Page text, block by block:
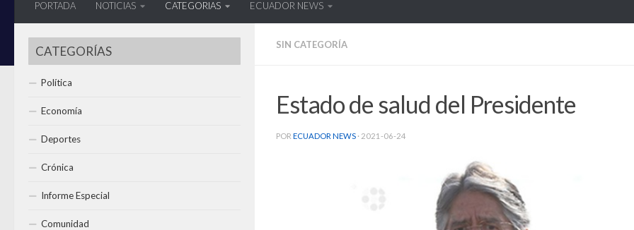
PORTADA NOTICIAS CATEGORIAS ECUADOR NEWS
SIN CATEGORÍA
Estado de salud del Presidente
POR ECUADOR NEWS · 2021-06-24
CATEGORÍAS
Política
Economía
Deportes
Crónica
Informe Especial
Comunidad